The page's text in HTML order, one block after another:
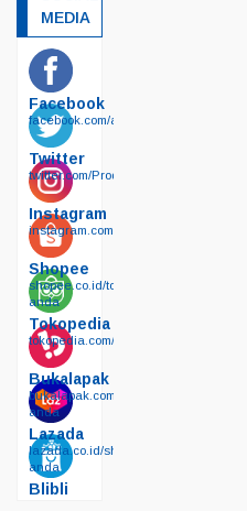
MEDIA
Facebook
facebook.com/arafiberglass89
Twitter
twitter.com/ProdusenFiber89
Instagram
instagram.com/ara_fiberglass/
Shopee
shopee.co.id/toko-
anda
Tokopedia
tokopedia.com/produsenfiberglass
Bukalapak
bukalapak.com/lapak-
anda
Lazada
lazada.co.id/shop/toko-
anda
Blibli